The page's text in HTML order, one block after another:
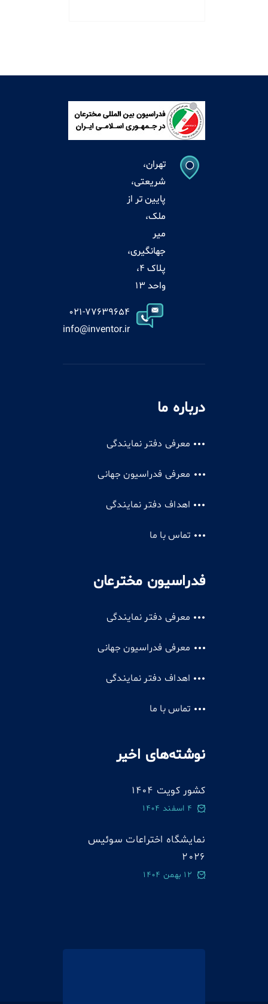
تهران،
شریعتی،
پایین تر از
ملک،
میر
جهانگیری،
پلاک 4،
واحد 13
021-77639654
info@inventor.ir
درباره ما
معرفی دفتر نمایندگی
معرفی فدراسیون جهانی
اهداف دفتر نمایندگی
تماس با ما
فدراسیون مخترعان
معرفی دفتر نمایندگی
معرفی فدراسیون جهانی
اهداف دفتر نمایندگی
تماس با ما
نوشته‌های اخیر
کشور کویت 1404
4 اسفند 1404
نمایشگاه اختراعات سوئيس
2026
12 بهمن 1404